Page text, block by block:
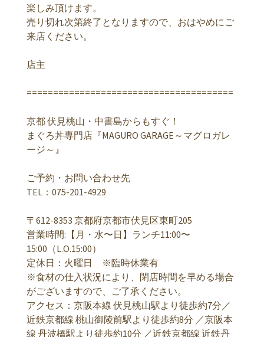
楽しみ頂けます。
売り切れ次第終了となりますので、おはやめにご
来店ください。
店主
=======================================
京都 伏見桃山・中書島からもすぐ！
まぐろ丼専門店『MAGURO GARAGE～マグロガレ
ージ～』
ご予約・お問い合わせ先
TEL：075-201-4929
〒612-8353 京都府京都市伏見区東町205
営業時間:【月・水〜日】ランチ11:00〜
15:00（L.O.15:00）
定休日：火曜日 ※臨時休業有
※食材の仕入状況により、閉店時間を早める場合
がございますので、ご了承ください。
アクセス：京阪本線 伏見桃山駅より徒歩約7分／
近鉄京都線 桃山御陵前駅より徒歩約8分 ／京阪本
線 丹波橋駅より徒歩約10分 ／近鉄京都線 近鉄丹